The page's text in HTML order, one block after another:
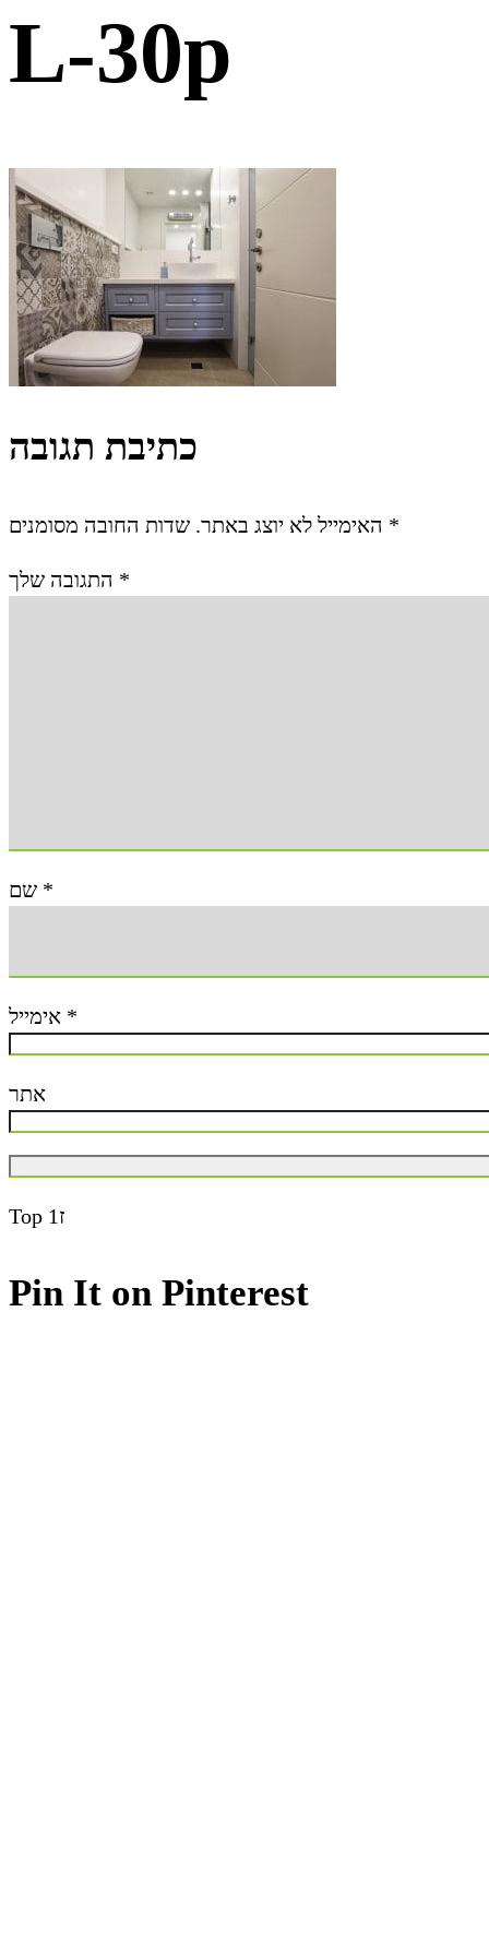
L-30p
כתיבת תגובה
האימייל לא יוצג באתר. *
*
*
*
אתר
Top ז1
Pin It on Pinterest